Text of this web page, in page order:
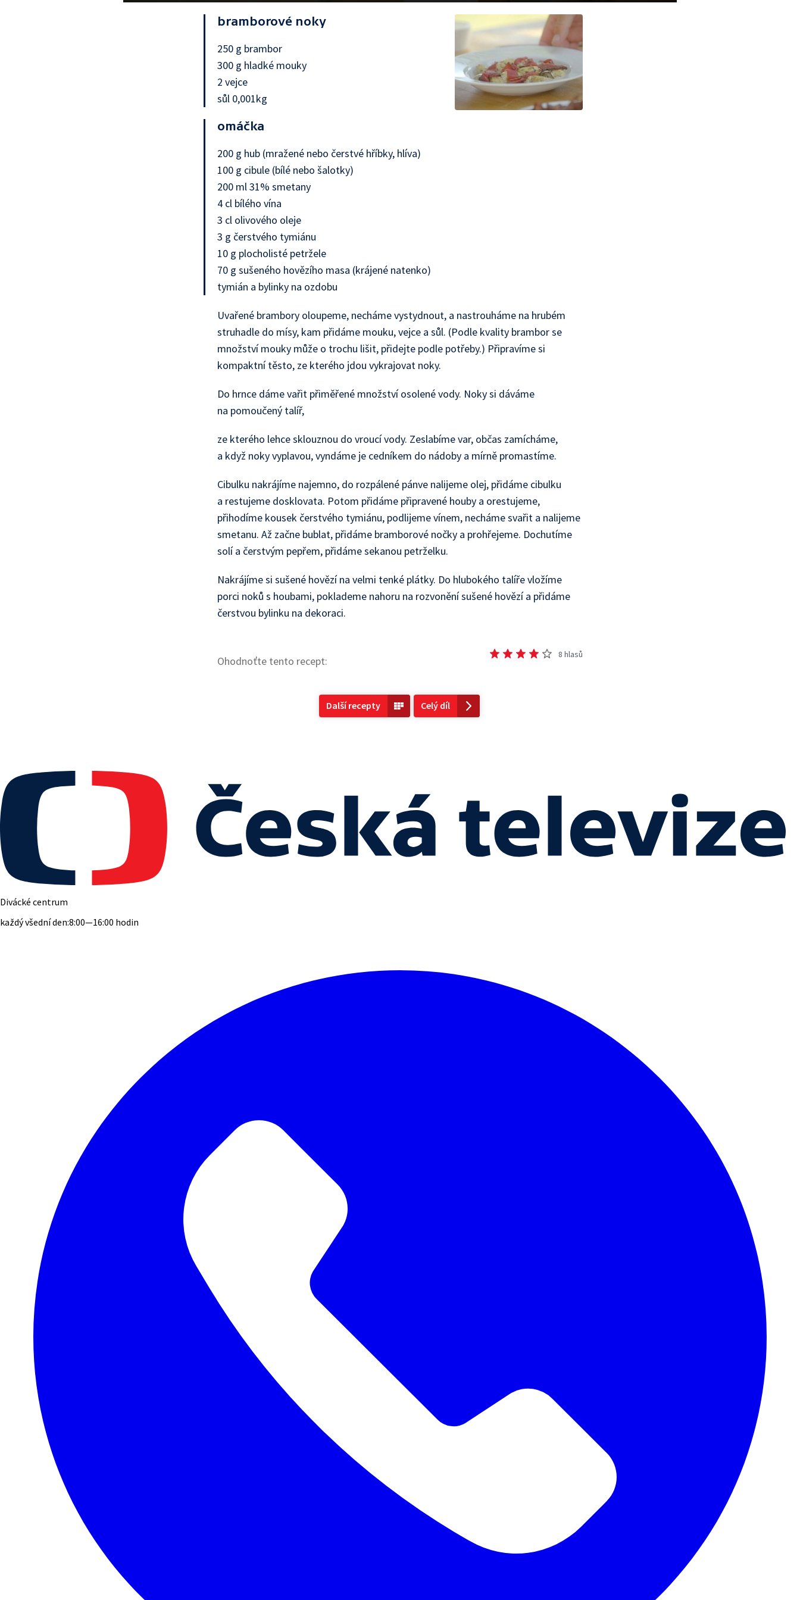
bramborové noky
250 g brambor
300 g hladké mouky
2 vejce
sůl 0,001kg
omáčka
200 g hub (mražené nebo čerstvé hříbky, hlíva)
100 g cibule (bílé nebo šalotky)
200 ml 31% smetany
4 cl bílého vína
3 cl olivového oleje
3 g čerstvého tymiánu
10 g plocholisté petržele
70 g sušeného hovězího masa (krájené natenko)
tymián a bylinky na ozdobu
Uvařené brambory oloupeme, necháme vystydnout, a nastrouháme na hrubém
struhadle do mísy, kam přidáme mouku, vejce a sůl. (Podle kvality brambor se
množství mouky může o trochu lišit, přidejte podle potřeby.) Připravíme si
kompaktní těsto, ze kterého jdou vykrajovat noky.
Do hrnce dáme vařit přiměřené množství osolené vody. Noky si dáváme
na pomoučený talíř,
ze kterého lehce sklouznou do vroucí vody. Zeslabíme var, občas zamícháme,
a když noky vyplavou, vyndáme je cedníkem do nádoby a mírně promastíme.
Cibulku nakrájíme najemno, do rozpálené pánve nalijeme olej, přidáme cibulku
a restujeme dosklovata. Potom přidáme připravené houby a orestujeme,
přihodíme kousek čerstvého tymiánu, podlijeme vínem, necháme svařit a nalijeme
smetanu. Až začne bublat, přidáme bramborové nočky a prohřejeme. Dochutíme
solí a čerstvým pepřem, přidáme sekanou petrželku.
Nakrájíme si sušené hovězí na velmi tenké plátky. Do hlubokého talíře vložíme
porci noků s houbami, poklademe nahoru na rozvonění sušené hovězí a přidáme
čerstvou bylinku na dekoraci.
Ohodnoťte tento recept: 8 hlasů
Další recepty Celý díl